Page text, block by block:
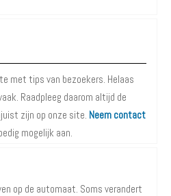
met tips van bezoekers. Helaas
Raadpleeg daarom altijd de
zijn op onze site. Neem contact
mogelijk aan.
op de automaat. Soms verandert